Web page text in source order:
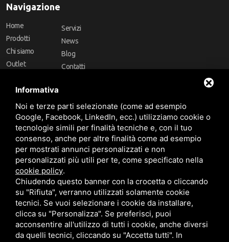
Navigazione
Home
Prodotti
Chi siamo
Outlet
Marchi
Servizi
News
Blog
Contatti
Follow Us
Area riservata
CBA dei Lubrificanti Spa - P. IVA 00624811204 - Codice fiscale 03472740376
Informativa
Noi e terze parti selezionate (come ad esempio
Google, Facebook, LinkedIn, ecc.) utilizziamo cookie o
tecnologie simili per finalità tecniche e, con il tuo
consenso, anche per altre finalità come ad esempio
per mostrati annunci personalizzati e non
personalizzati più utili per te, come specificato nella
cookie policy.
Chiudendo questo banner con la crocetta o cliccando
su "Rifiuta", verranno utilizzati solamente cookie
tecnici. Se vuoi selezionare i cookie da installare,
clicca su "Personalizza". Se preferisci, puoi
acconsentire all'utilizzo di tutti i cookie, anche diversi
da quelli tecnici, cliccando su "Accetta tutti". In